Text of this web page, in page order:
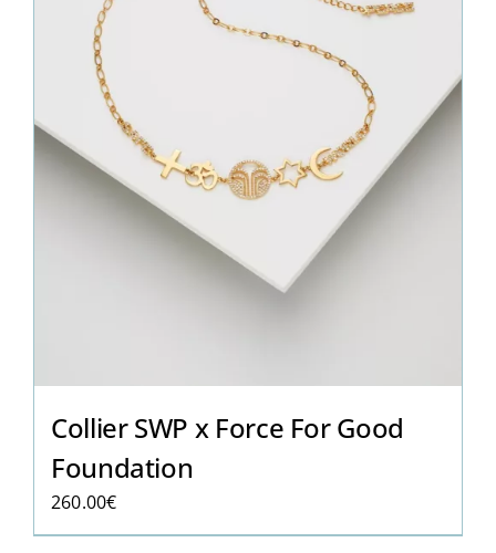
Collier SWP x Force For Good
Foundation
260.00€